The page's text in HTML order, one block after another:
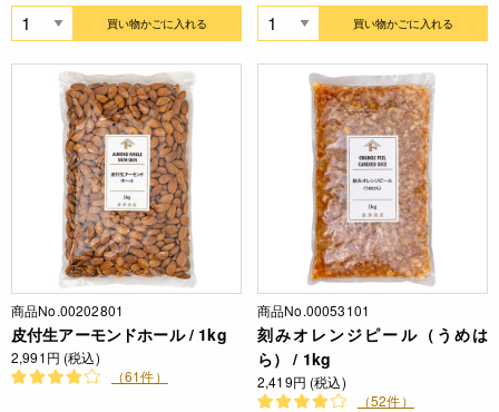
買い物かごに入れる 買い物かごに入れる
商品No.00202801
皮付生アーモンドホール / 1kg
2,991円 (税込)
（61件）
商品No.00053101
刻みオレンジピール（うめは
ら） / 1kg
2,419円 (税込)
（52件）